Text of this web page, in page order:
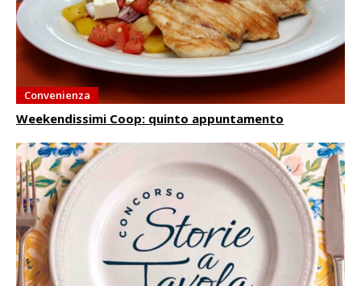
Convenienza
Weekendissimi Coop: quinto appuntamento